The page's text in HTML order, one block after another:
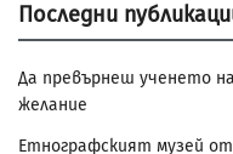
Последни
Да превърнеш ученето
желание
Етнографският музей